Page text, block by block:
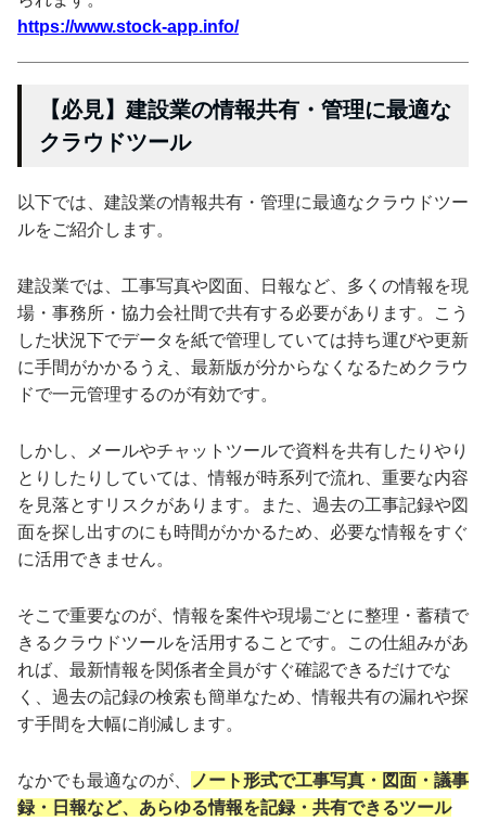
https://www.stock-app.info/
【必見】建設業の情報共有・管理に最適な
クラウドツール
以下では、建設業の情報共有・管理に最適なクラウドツー
ルをご紹介します。
建設業では、工事写真や図面、日報など、多くの情報を現
場・事務所・協力会社間で共有する必要があります。こう
した状況下でデータを紙で管理していては持ち運びや更新
に手間がかかるうえ、最新版が分からなくなるためクラウ
ドで一元管理するのが有効です。
しかし、メールやチャットツールで資料を共有したりやり
とりしたりしていては、情報が時系列で流れ、重要な内容
を見落とすリスクがあります。また、過去の工事記録や図
面を探し出すのにも時間がかかるため、必要な情報をすぐ
に活用できません。
そこで重要なのが、情報を案件や現場ごとに整理・蓄積で
きるクラウドツールを活用することです。この仕組みがあ
れば、最新情報を関係者全員がすぐ確認できるだけでな
く、過去の記録の検索も簡単なため、情報共有の漏れや探
す手間を大幅に削減します。
なかでも最適なのが、
ノート形式で工事写真・図面・議事
録・日報など、あらゆる情報を記録・共有できるツール